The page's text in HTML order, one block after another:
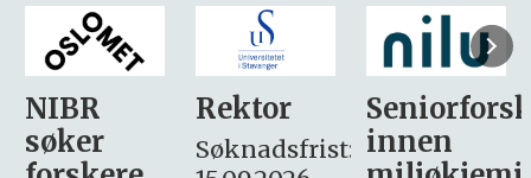
Rektor
Søknadsfrist:
Seniorforsker
innen
søker